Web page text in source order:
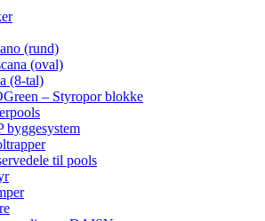
(rund)
(oval)
(8-tal)
– Styropor blokke
byggesystem
til pools